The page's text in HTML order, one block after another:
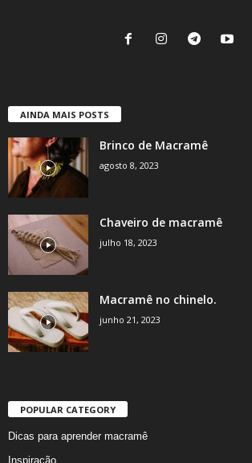
AINDA MAIS POSTS
Brinco de Macramê
agosto 8, 2023
Chaveiro de macramê
julho 18, 2023
Macramê no chinelo.
junho 21, 2023
POPULAR CATEGORY
Dicas para aprender macramê
Inspiração